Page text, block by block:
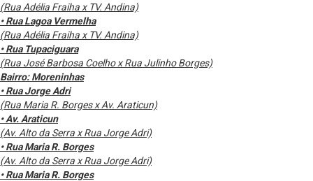
(Rua Adélia Fraiha x TV. Andina)
• Rua Lagoa Vermelha
(Rua Adélia Fraiha x TV. Andina)
• Rua Tupaciguara
(Rua José Barbosa Coelho x Rua Julinho Borges)
Bairro: Moreninhas
• Rua Jorge Adri
(Rua Maria R. Borges x Av. Araticun)
• Av. Araticun
(Av. Alto da Serra x Rua Jorge Adri)
• Rua Maria R. Borges
(Av. Alto da Serra x Rua Jorge Adri)
• Rua Maria R. Borges